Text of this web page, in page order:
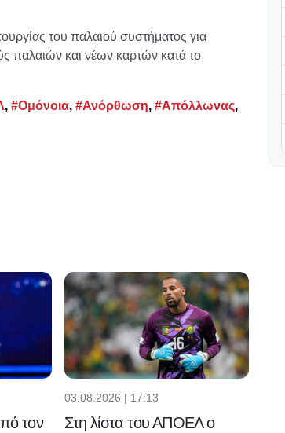
του παλαιού συστήματος για
παλαιών και νέων καρτών κατά το
, #Ομόνοια, #Ανόρθωση, #Απόλλωνας,
τον
03.08.2026 | 17:13
Στη λίστα του ΑΠΟΕΛ ο